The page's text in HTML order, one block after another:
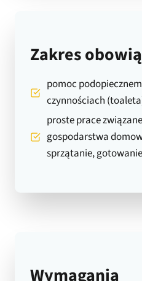
Zakres
pomoc
czynnościach
proste prace
gospodarstwa
sprzątanie,
Wymagania